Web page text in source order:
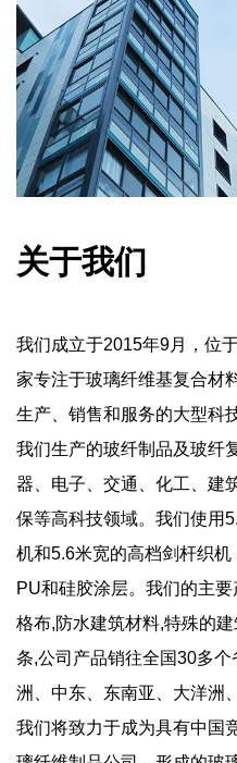
关于我们
我们成立于2015年9月，位
家专注于玻璃纤维基复合材
生产、销售和服务的大型科
我们生产的玻纤制品及玻纤
器、电子、交通、化工、建
保等高科技领域。我们使用
机和5.6米宽的高档剑杆织机
PU和硅胶涂层。我们的主
格布,防水建筑材料,特殊的
条,公司产品销往全国30多
洲、中东、东南亚、大洋洲
我们将致力于成为具有中国